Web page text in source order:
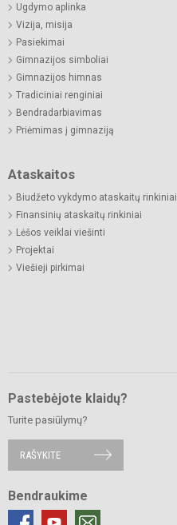
Ugdymo aplinka
Vizija, misija
Pasiekimai
Gimnazijos simboliai
Gimnazijos himnas
Tradiciniai renginiai
Bendradarbiavimas
Priėmimas į gimnaziją
Ataskaitos
Biudžeto vykdymo ataskaitų rinkiniai
Finansinių ataskaitų rinkiniai
Lėšos veiklai viešinti
Projektai
Viešieji pirkimai
Pastebėjote klaidų?
Turite pasiūlymų?
RAŠYKITE
Bendraukime